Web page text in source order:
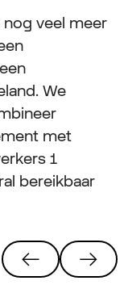
nog veel meer
We
met
1
bereikbaar